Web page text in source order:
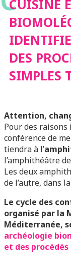
CUISINE
DES
SIMPLES
Attention,
Pour des
conférence de
tiendra à l’
l’amphithéâtre
Les deux
de l’autre, dans
Le cycle des
organisé par la
Méditerranée,
archéologie
et des